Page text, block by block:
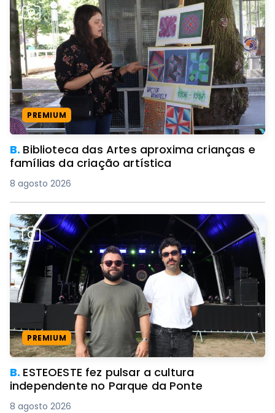
PREMIUM
B. Biblioteca das Artes aproxima crianças e
famílias da criação artística
8 agosto 2026
PREMIUM
B. ESTEOESTE fez pulsar a cultura
independente no Parque da Ponte
8 agosto 2026